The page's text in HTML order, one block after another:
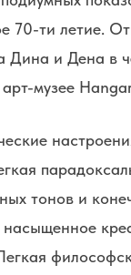
70-ти летие.
и Дена в
музее
тонов и